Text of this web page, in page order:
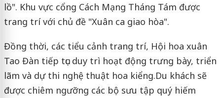
lồ". Khu vực cổng Cách Mạng Tháng Tám được
trang trí với chủ đề "Xuân ca giao hòa".
Đồng thời, các tiểu cảnh trang trí, Hội hoa xuân
Tao Đàn tiếp tục duy trì hoạt động trưng bày, triển
lãm và dự thi nghệ thuật hoa kiểng.Du khách sẽ
được chiêm ngưỡng các bộ sưu tập quý hiếm